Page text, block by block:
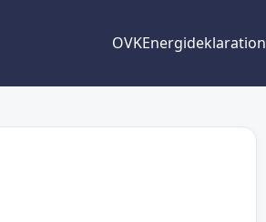
OVKEnergideklaration